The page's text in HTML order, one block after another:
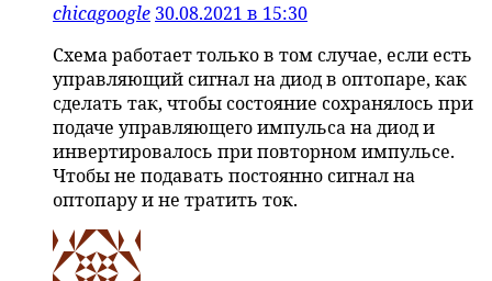
chicagoogle 30.08.2021 в 15:30
Схема работает только в том случае, если есть
управляющий сигнал на диод в оптопаре, как
сделать так, чтобы состояние сохранялось при
подаче управляющего импульса на диод и
инвертировалось при повторном импульсе.
Чтобы не подавать постоянно сигнал на
оптопару и не тратить ток.